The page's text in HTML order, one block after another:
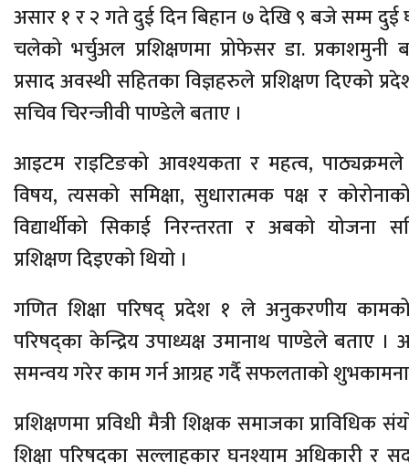
असार १ र २ गते दुई दिन बिहान ७ देखि ९ बजे सम्म दुई
चलेको भर्चुअल प्रशिक्षणमा प्रोफेसर डा. प्रकाशमुनी
प्रसाद अवस्थी सहितका विज्ञहरुले प्रशिक्षण दिएको
सचिव चिरन्जीवी पाण्डेले बताए ।
आइटम राइटिङको आवश्यकता र महत्व, पाठ्यक्रमले
विषय, त्यसको समिक्षा, सुधारात्मक पक्ष र
विद्यार्थीको सिकाई निरन्तरता र अबको योजना
प्रशिक्षण दिइएको थियो ।
गणित शिक्षा परिषद् प्रदेश १ ले अनुकरणीय
परिषद्का केन्द्रिय उपाध्यक्ष उमानाथ पाण्डेले बताए ।
समन्वय गरेर काम गर्न आग्रह गर्दै सफलताको
प्रशिक्षणमा प्रविधी मैत्री शिक्षक समाजका
शिक्षा परिषदका सल्लाहकार घनश्याम अधिकारी र